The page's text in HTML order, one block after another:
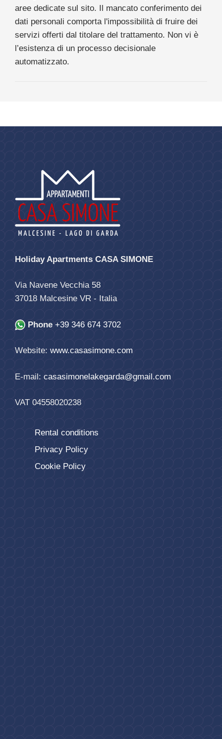
aree dedicate sul sito. Il mancato conferimento dei
dati personali comporta l'impossibilità di fruire dei
servizi offerti dal titolare del trattamento. Non vi è
l’esistenza di un processo decisionale
automatizzato.
Holiday Apartments CASA SIMONE
Via Navene Vecchia 58
37018 Malcesine VR - Italia
Phone +39 346 674 3702
Website: www.casasimone.com
E-mail: casasimonelakegarda@gmail.com
VAT 04558020238
Rental conditions
Privacy Policy
Cookie Policy